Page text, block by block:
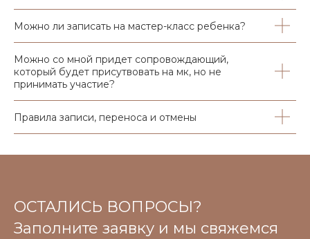
Можно ли записать на мастер-класс ребенка?
Можно со мной придет сопровождающий,
который будет присутвовать на мк, но не
принимать участие?
Правила записи, переноса и отмены
ОСТАЛИСЬ ВОПРОСЫ?
Заполните заявку и мы свяжемся